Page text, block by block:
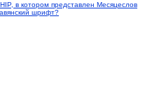
в котором представлен Месяцеслов
шрифт?